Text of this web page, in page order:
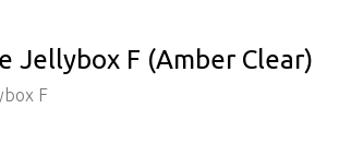
Jellybox F (Amber Clear)
F